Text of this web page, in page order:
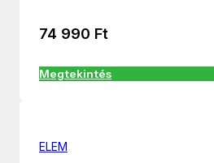
74 990 Ft
Megtekintés
ELEM